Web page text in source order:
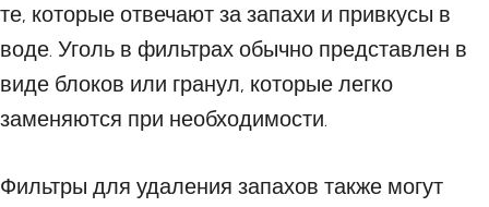
те, которые отвечают за запахи и привкусы в
воде. Уголь в фильтрах обычно представлен в
виде блоков или гранул, которые легко
заменяются при необходимости.
Фильтры для удаления запахов также могут